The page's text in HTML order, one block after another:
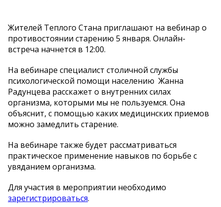
Жителей Теплого Стана приглашают на вебинар о
противостоянии старению 5 января. Онлайн-
встреча начнется в 12:00.
На вебинаре специалист столичной службы
психологической помощи населению Жанна
Радунцева расскажет о внутренних силах
организма, которыми мы не пользуемся. Она
объяснит, с помощью каких медицинских приемов
можно замедлить старение.
На вебинаре также будет рассматриваться
практическое применение навыков по борьбе с
увяданием организма.
Для участия в мероприятии необходимо
зарегистрироваться.